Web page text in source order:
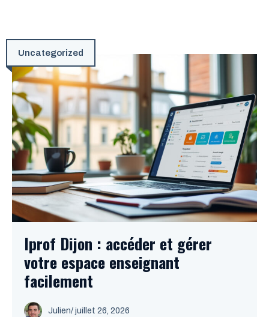
Uncategorized
Iprof Dijon : accéder et gérer
votre espace enseignant
facilement
Julien/ juillet 26, 2026